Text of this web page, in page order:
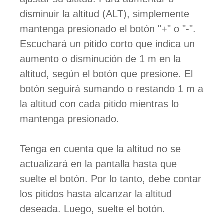
disminuir la altitud (ALT), simplemente
mantenga presionado el botón "+" o "-".
Escuchará un pitido corto que indica un
aumento o disminución de 1 m en la
altitud, según el botón que presione. El
botón seguirá sumando o restando 1 m a
la altitud con cada pitido mientras lo
mantenga presionado.
Tenga en cuenta que la altitud no se
actualizará en la pantalla hasta que
suelte el botón. Por lo tanto, debe contar
los pitidos hasta alcanzar la altitud
deseada. Luego, suelte el botón.